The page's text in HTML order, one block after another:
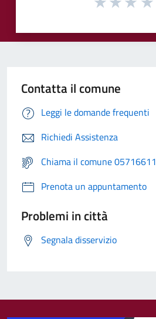
Contatta il comune
Leggi le domande frequenti
Richiedi Assistenza
Chiama il comune 05716611
Prenota un appuntamento
Problemi in città
Segnala disservizio